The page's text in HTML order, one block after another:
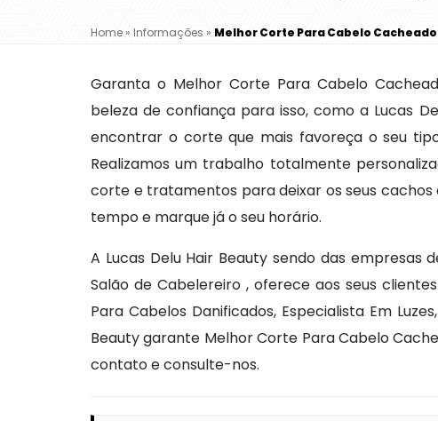
Home » Informações » Melhor Corte Para Cabelo
Garanta o Melhor Corte Para Cabelo
beleza de confiança para isso, como a Lucas
encontrar o corte que mais favoreça o seu
Realizamos um trabalho totalmente
corte e tratamentos para deixar os seus
tempo e marque já o seu horário.
A Lucas Delu Hair Beauty sendo das
Salão de Cabelereiro , oferece aos seus
Para Cabelos Danificados, Especialista Em
Beauty garante Melhor Corte Para Cabelo
contato e consulte-nos.